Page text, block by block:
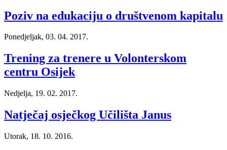
Poziv na edukaciju o društvenom kapitalu
Ponedjeljak, 03. 04. 2017.
Trening za trenere u Volonterskom
centru Osijek
Nedjelja, 19. 02. 2017.
Natječaj osječkog Učilišta Janus
Utorak, 18. 10. 2016.